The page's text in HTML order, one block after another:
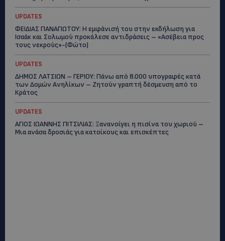
UPDATES
ΦΕΙΔΙΑΣ ΠΑΝΑΓΙΩΤΟΥ: Η εμφάνισή του στην εκδήλωση για
Ισαάκ και Σολωμού προκάλεσε αντιδράσεις – «Ασέβεια προς
τους νεκρούς»-(Φώτο)
UPDATES
ΔΗΜΟΣ ΛΑΤΣΙΩΝ – ΓΕΡΙΟΥ: Πάνω από 8.000 υπογραφές κατά
των Δομών Ανηλίκων – Ζητούν γραπτή δέσμευση από το
Κράτος
UPDATES
ΑΓΙΟΣ ΙΩΑΝΝΗΣ ΠΙΤΣΙΛΙΑΣ: Ξανανοίγει η πισίνα του χωριού –
Μια ανάσα δροσιάς για κατοίκους και επισκέπτες